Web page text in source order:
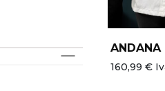
ANDANA
160,99 €